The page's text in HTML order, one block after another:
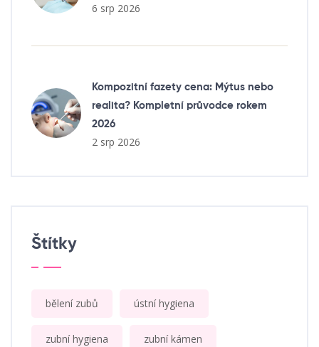
6 srp 2026
Kompozitní fazety cena: Mýtus nebo
realita? Kompletní průvodce rokem
2026
2 srp 2026
Štítky
bělení zubů ústní hygiena
zubní hygiena zubní kámen